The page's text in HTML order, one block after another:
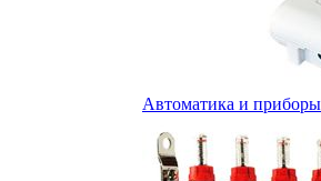
Автоматика и